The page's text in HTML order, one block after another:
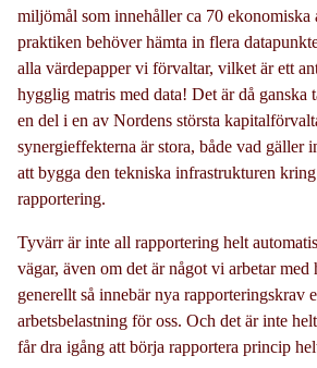
miljömål som innehåller ca 70 ekonomiska
praktiken behöver hämta in flera
alla värdepapper vi förvaltar, vilket är ett
hygglig matris med data! Det är då ganska
en del i en av Nordens största
synergieffekterna är stora, både vad gäller
att bygga den tekniska infrastrukturen
rapportering.
Tyvärr är inte all rapportering helt
vägar, även om det är något vi arbetar med
generellt så innebär nya rapporteringskrav
arbetsbelastning för oss. Och det är inte
får dra igång att börja rapportera princip